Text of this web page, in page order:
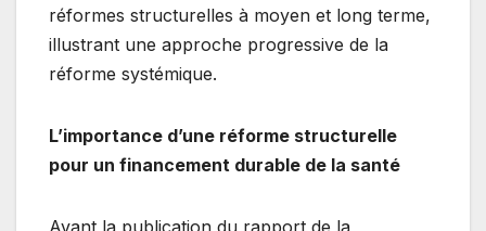
réformes structurelles à moyen et long terme,
illustrant une approche progressive de la
réforme systémique.
L’importance d’une réforme structurelle
pour un financement durable de la santé